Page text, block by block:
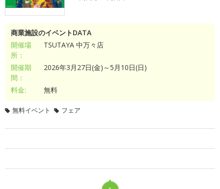
商業施設のイベントDATA
開催場
所：
TSUTAYA 中万々店
開催期
間：
2026年3月27日(金)～5月10日(日)
料金: 無料
無料イベント フェア